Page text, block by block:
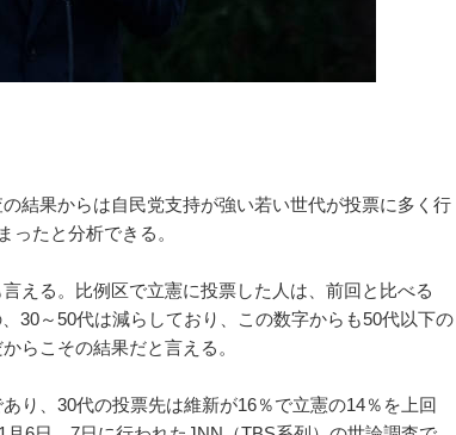
結果からは自民党支持が強い若い世代が投票に多く行
ったと分析できる。
える。比例区で立憲に投票した人は、前回と比べる
30～50代は減らしており、この数字からも50代以下の
らこその結果だと言える。
り、30代の投票先は維新が16％で立憲の14％を上回